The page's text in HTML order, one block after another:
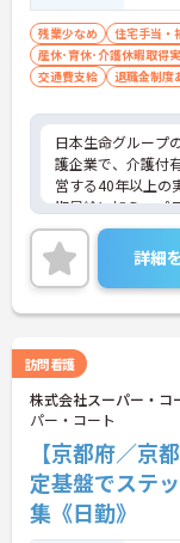
残業少なめ 住宅手当・
産休･育休･介護休暇取得
交通費支給
退職金制度
日本生命グループ
護企業で、介護付
営する40年以上の
期昇給に加え、プ
定されると月
収入に直結する仕
1日以上・残業月
得率100%・育児
給取得実績14日と
時研修・技術向上
取得支援が整って
座やケアマネ対策
種チームケアの中
ジャーや生活相談
る職場です。
★おすすめPOINT★
【日本生命グルー
詳細
訪問看護
株式会社スーパー・コ
パー・コート
【京都府／京
定基盤でステ
集《日勤》